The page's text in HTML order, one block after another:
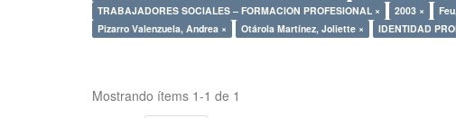
TRABAJADORES SOCIALES – FORMACION PROFESIONAL ×
2003 ×
Pizarro Valenzuela, Andrea ×
Otárola Martínez, Joliette × IDENTIDAD
Mostrando ítems 1-1 de 1